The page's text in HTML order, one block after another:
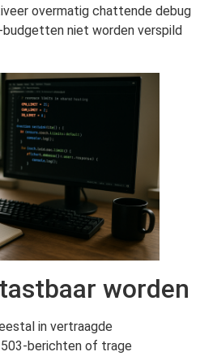
overmatig chattende debug
niet worden verspild
worden
in vertraagde
berichten of trage